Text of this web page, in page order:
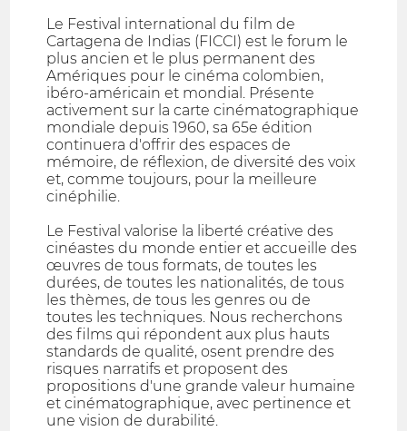
Le Festival international du film de
Cartagena de Indias (FICCI) est le forum le
plus ancien et le plus permanent des
Amériques pour le cinéma colombien,
ibéro-américain et mondial. Présente
activement sur la carte cinématographique
mondiale depuis 1960, sa 65e édition
continuera d'offrir des espaces de
mémoire, de réflexion, de diversité des voix
et, comme toujours, pour la meilleure
cinéphilie.
Le Festival valorise la liberté créative des
cinéastes du monde entier et accueille des
œuvres de tous formats, de toutes les
durées, de toutes les nationalités, de tous
les thèmes, de tous les genres ou de
toutes les techniques. Nous recherchons
des films qui répondent aux plus hauts
standards de qualité, osent prendre des
risques narratifs et proposent des
propositions d'une grande valeur humaine
et cinématographique, avec pertinence et
une vision de durabilité.